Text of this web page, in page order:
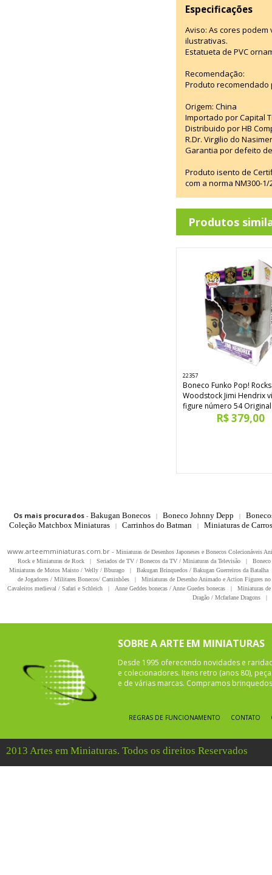
Especificações
Aviso: As cores
ilustrativas.
Estatueta de PVC
Recomendação:
Produto recomendado
Origem: China
Importado por Capital
Distribuido por HB
R.Dr. Virgilio do
Garantia por defeito
Produto isento de
com a norma NM300-
Produtos
22357
Boneco Funko Pop! Rocks
Woodstock Jimi Hendrix
figure número 54 Original
R$ 379,00
Os mais procurados- Bakugan Bonecos | Boneco Johnny Depp |
Coleção Matchbox Miniaturas
| Carrinhos do Batman | Miniaturas de
www.arteemminiaturas.com.br - Miniaturas de Desenhos Japoneses e Bonecos Colecionáveis
Rock e Miniaturas de Rock
| Seriados de TV / Bonecos da TV / Miniaturas da Televisão |
Miniaturas de Motos Maisto / Welly / Bburago
| Bakugan Brinquedos / Bakugan Guerreiros da Batalha
de Jogadores / Militares Bonecos/ Caminhões
|
Miniaturas de Desenho Animado e Action Figures
Cavaleiros medieval / Safari e Schleich
| Anne Geddes bonecas / Anne Guedes bonecas |
Miniaturas
Dragão / Mcfarlane Dragons
|
SOBRE A ARTE EM MINIATURAS
Desde 1995 oferecendo novidades e
e colecionadores. Itens retro (anos 80),
e de várias marcas. Compramos
REGRAS DE FUNCIONAMENTO CONTATO
2013 Artes em Miniaturas. Todos os direitos Reservados